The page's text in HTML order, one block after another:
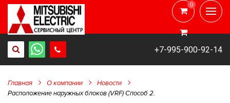
+7-995-900-92-14
0
0
Главная О компании
Новости
Расположение наружных блоков (VRF) Способ 2.